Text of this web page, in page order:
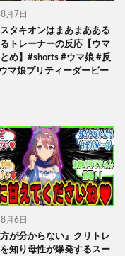
月7日
タキオンはまあまあある
トレーナーの反応【ウマ
め】#shorts #ウマ娘 #反
マ娘プリティーダービー
月6日
方が分からない』クリトレ
知り母性が爆発するスー